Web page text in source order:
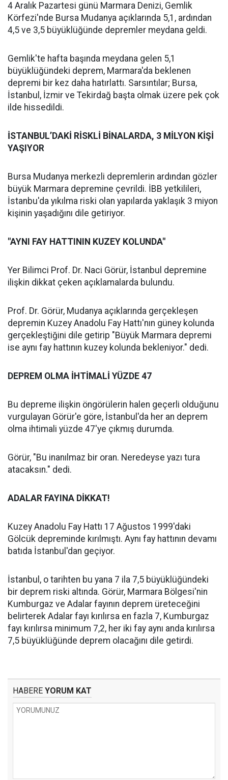
4 Aralık Pazartesi günü Marmara Denizi, Gemlik
Körfezi'nde Bursa Mudanya açıklarında 5,1, ardından
4,5 ve 3,5 büyüklüğünde depremler meydana geldi.
Gemlik'te hafta başında meydana gelen 5,1
büyüklüğündeki deprem, Marmara'da beklenen
depremi bir kez daha hatırlattı. Sarsıntılar; Bursa,
İstanbul, İzmir ve Tekirdağ başta olmak üzere pek çok
ilde hissedildi.
İSTANBUL’DAKİ RİSKLİ BİNALARDA, 3 MİLYON KİŞİ
YAŞIYOR
Bursa Mudanya merkezli depremlerin ardından gözler
büyük Marmara depremine çevrildi. İBB yetkilileri,
İstanbu'da yıkılma riski olan yapılarda yaklaşık 3 miyon
kişinin yaşadığını dile getiriyor.
"AYNI FAY HATTININ KUZEY KOLUNDA"
Yer Bilimci Prof. Dr. Naci Görür, İstanbul depremine
ilişkin dikkat çeken açıklamalarda bulundu.
Prof. Dr. Görür, Mudanya açıklarında gerçekleşen
depremin Kuzey Anadolu Fay Hattı'nın güney kolunda
gerçekleştiğini dile getirip "Büyük Marmara depremi
ise aynı fay hattının kuzey kolunda bekleniyor." dedi.
DEPREM OLMA İHTİMALİ YÜZDE 47
Bu depreme ilişkin öngörülerin halen geçerli olduğunu
vurgulayan Görür'e göre, İstanbul'da her an deprem
olma ihtimali yüzde 47'ye çıkmış durumda.
Görür, "Bu inanılmaz bir oran. Neredeyse yazı tura
atacaksın." dedi.
ADALAR FAYINA DİKKAT!
Kuzey Anadolu Fay Hattı 17 Ağustos 1999'daki
Gölcük depreminde kırılmıştı. Aynı fay hattının devamı
batıda İstanbul'dan geçiyor.
İstanbul, o tarihten bu yana 7 ila 7,5 büyüklüğündeki
bir deprem riski altında. Görür, Marmara Bölgesi'nin
Kumburgaz ve Adalar fayının deprem üreteceğini
belirterek Adalar fayı kırılırsa en fazla 7, Kumburgaz
fayı kırılırsa minimum 7,2, her iki fay aynı anda kırılırsa
7,5 büyüklüğünde deprem olacağını dile getirdi.
HABERE YORUM KAT